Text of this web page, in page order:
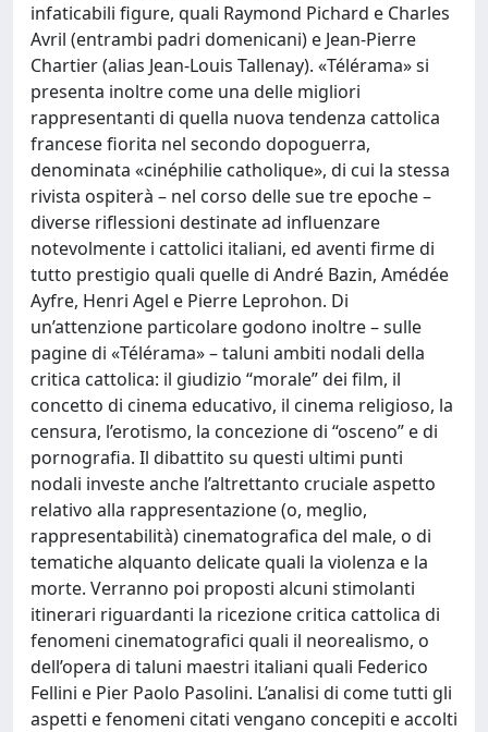
infaticabili figure, quali Raymond Pichard e Charles
Avril (entrambi padri domenicani) e Jean-Pierre
Chartier (alias Jean-Louis Tallenay). «Télérama» si
presenta inoltre come una delle migliori
rappresentanti di quella nuova tendenza cattolica
francese fiorita nel secondo dopoguerra,
denominata «cinéphilie catholique», di cui la stessa
rivista ospiterà – nel corso delle sue tre epoche –
diverse riflessioni destinate ad influenzare
notevolmente i cattolici italiani, ed aventi firme di
tutto prestigio quali quelle di André Bazin, Amédée
Ayfre, Henri Agel e Pierre Leprohon. Di
un’attenzione particolare godono inoltre – sulle
pagine di «Télérama» – taluni ambiti nodali della
critica cattolica: il giudizio “morale” dei film, il
concetto di cinema educativo, il cinema religioso, la
censura, l’erotismo, la concezione di “osceno” e di
pornografia. Il dibattito su questi ultimi punti
nodali investe anche l’altrettanto cruciale aspetto
relativo alla rappresentazione (o, meglio,
rappresentabilità) cinematografica del male, o di
tematiche alquanto delicate quali la violenza e la
morte. Verranno poi proposti alcuni stimolanti
itinerari riguardanti la ricezione critica cattolica di
fenomeni cinematografici quali il neorealismo, o
dell’opera di taluni maestri italiani quali Federico
Fellini e Pier Paolo Pasolini. L’analisi di come tutti gli
aspetti e fenomeni citati vengano concepiti e accolti